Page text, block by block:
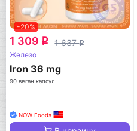
-20%
1 309 q 1 637q
Железо
Iron 36 mg
90 веган капсул
NOW Foods